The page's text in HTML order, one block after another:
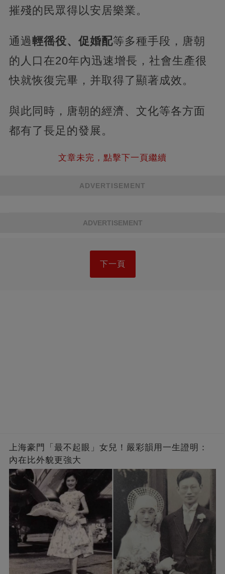
摧殘的民眾得以安居樂業。
通過輕徭役、促婚配等多種手段，唐朝
的人口在20年內迅速增長，社會生產很
快就恢復完畢，并取得了顯著成效。
與此同時，唐朝的經濟、文化等各方面
都有了長足的發展。
文章未完，點擊下一頁繼續
ADVERTISEMENT
ADVERTISEMENT
下一頁
上海豪門「最不起眼」女兒！嚴彩韻用一生證明：
內在比外貌更強大